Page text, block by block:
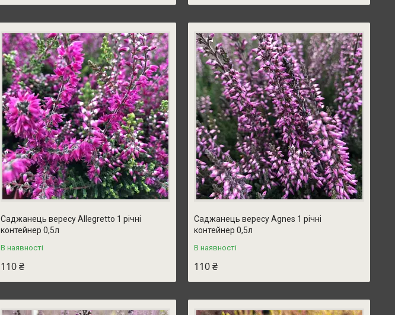
Саджанець вересу Allegretto 1 річні
контейнер 0,5л
В наявності
110 ₴
Саджанець вересу Agnes 1 річні
контейнер 0,5л
В наявності
110 ₴